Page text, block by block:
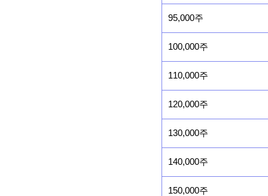
95,000주
100,000주
110,000주
120,000주
130,000주
140,000주
150,000주